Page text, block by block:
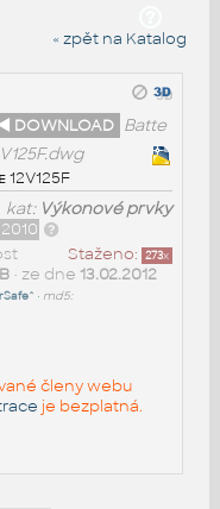
« zpět na Katalog
DOWNLOAD Batte
12V125F
kat: Výkonové prvky
Staženo: 273x
• ze dne 13.02.2012
• md5:
členy webu
je bezplatná.